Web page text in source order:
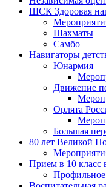
ШСК Здоровая
Шахматы
Самбо
Навигаторы
Юнармия
Движение
Орлята
Большая
80 лет Великой
Прием в 10 класс
Профильное